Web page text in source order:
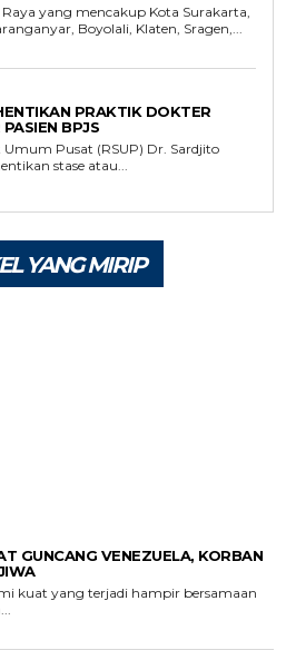
Raya yang mencakup Kota Surakarta,
Boyolali, Klaten, Sragen,...
PRAKTIK DOKTER
BPJS
Umum Pusat (RSUP) Dr. Sardjito
stase atau...
YANG MIRIP
GUNCANG VENEZUELA, KORBAN
kuat yang terjadi hampir bersamaan